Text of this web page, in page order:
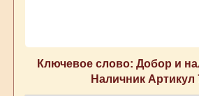
Ключевое слово: Добор и
Наличник Артикул